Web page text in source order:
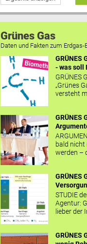
Grünes Gas
Daten und Fakten zum Erdgas-
GRÜNES
- was soll
GRÜNES
„Grünes
versteht
GRÜNES
bald nicht
werden –
GRÜNES
STUDIE
Agentur:
lieber der
GRÜNES